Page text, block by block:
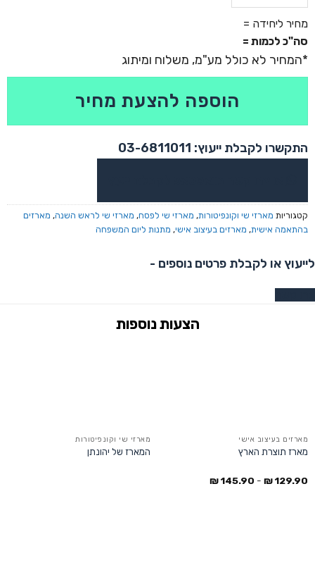
סה"כ לכמות =
מחיר ליחידה =
הוספה להצעת מחיר
התקשרו לקבלת ייעוץ: 03-6811011
קטגוריות מארזי שי וקונפיטורות, מארזי שי לפסח, מארזי שי לראש השנה, מארזים
בהתאמה אישית, מארזים בעיצוב אישי, מתנות ליום המשפחה
לייעוץ או לקבלת פרטים נוספים -
מארזים בעיצוב אישי
מארז תוצרת הארץ
129.90
₪
-
145.90
₪
מארזי שי וקונפיטורות
המארז של יהונתן